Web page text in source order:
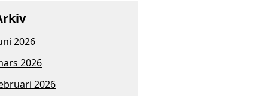
2026
2026
2026